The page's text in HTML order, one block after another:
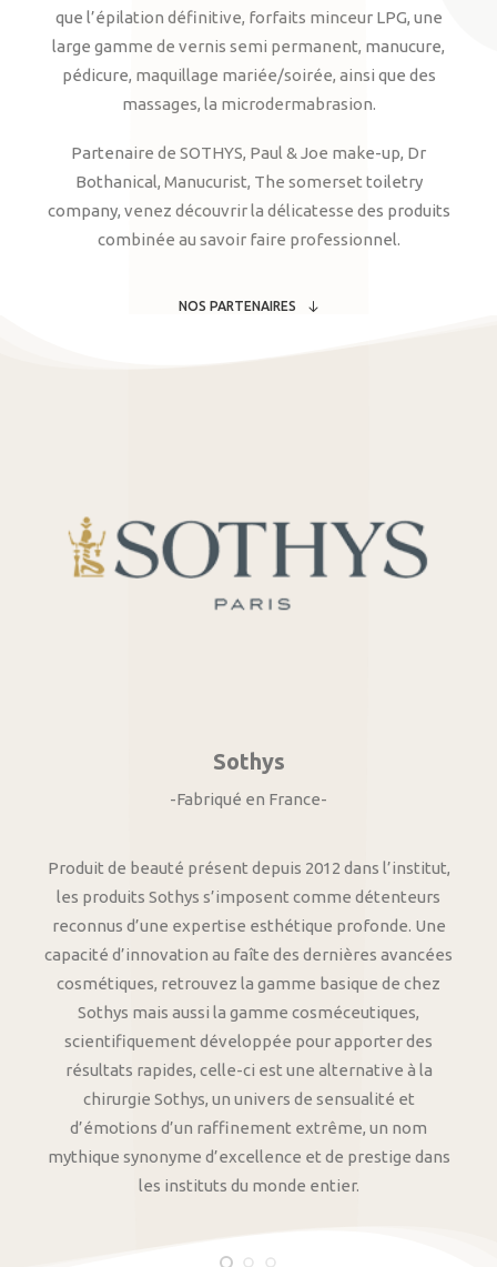
que l’épilation définitive, forfaits minceur LPG, une
large gamme de vernis semi permanent, manucure,
pédicure, maquillage mariée/soirée, ainsi que des
massages, la microdermabrasion.
Partenaire de SOTHYS, Paul & Joe make-up, Dr
Bothanical, Manucurist, The somerset toiletry
company, venez découvrir la délicatesse des produits
combinée au savoir faire professionnel.
NOS PARTENAIRES
Sothys
-Fabriqué en France-
Produit de beauté présent depuis 2012 dans l’institut,
les produits Sothys s’imposent comme détenteurs
reconnus d’une expertise esthétique profonde. Une
capacité d’innovation au faîte des dernières avancées
cosmétiques, retrouvez la gamme basique de chez
Sothys mais aussi la gamme cosméceutiques,
scientifiquement développée pour apporter des
résultats rapides, celle-ci est une alternative à la
chirurgie Sothys, un univers de sensualité et
d’émotions d’un raffinement extrême, un nom
mythique synonyme d’excellence et de prestige dans
les instituts du monde entier.